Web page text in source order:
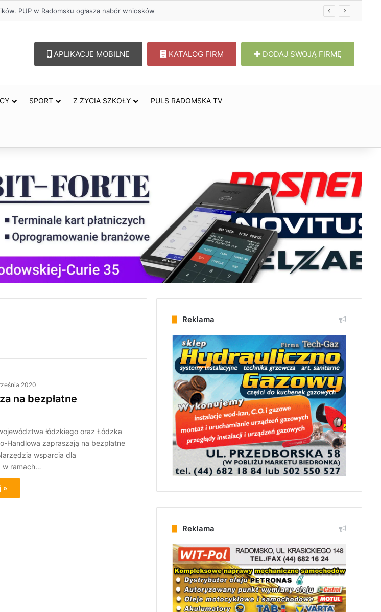
PUP w Radomsku ogłasza nabór wniosków
APLIKACJE MOBILNE KATALOG FIRM DODAJ SWOJĄ FIRMĘ
SPORT Z ŻYCIA SZKOŁY PULS RADOMSKA TV
2020
na bezpłatne
łódzkiego oraz Łódzka
Handlowa zapraszają na bezpłatne
wsparcia dla
ramach…
»
Reklama
Reklama